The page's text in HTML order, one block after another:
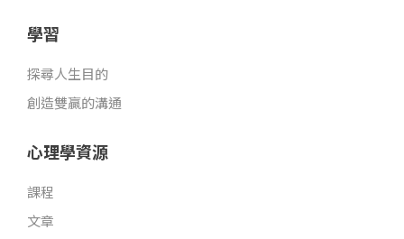
學習
探尋人生目的
創造雙贏的溝通
心理學資源
課程
文章